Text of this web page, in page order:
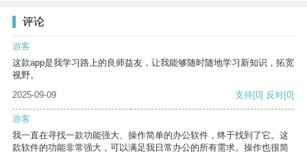
评论
游客
这款app是我学习路上的良师益友，让我能够随时随地学习新知识，拓宽
视野。
2025-09-09
支持[0] 反对[0]
游客
我一直在寻找一款功能强大、操作简单的办公软件，终于找到了它。这
款软件的功能非常强大，可以满足我日常办公的所有需求。操作也很简